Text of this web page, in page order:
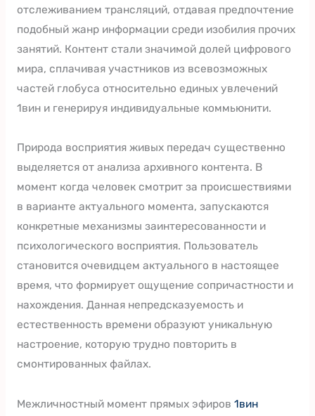
отслеживанием трансляций, отдавая предпочтение
подобный жанр информации среди изобилия прочих
занятий. Контент стали значимой долей цифрового
мира, сплачивая участников из всевозможных
частей глобуса относительно единых увлечений
1вин и генерируя индивидуальные коммьюнити.
Природа восприятия живых передач существенно
выделяется от анализа архивного контента. В
момент когда человек смотрит за происшествиями
в варианте актуального момента, запускаются
конкретные механизмы заинтересованности и
психологического восприятия. Пользователь
становится очевидцем актуального в настоящее
время, что формирует ощущение сопричастности и
нахождения. Данная непредсказуемость и
естественность времени образуют уникальную
настроение, которую трудно повторить в
смонтированных файлах.
Межличностный момент прямых эфиров 1вин